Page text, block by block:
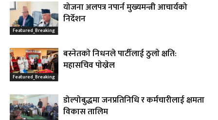
Featured_Breaking
योजना अलपत्र नपार्न मुख्यमन्त्री आचार्यको
निर्देशन
Featured_Breaking
बस्नेतकाे निधनले पार्टीलाई ठुलाे क्षति:
महासचिव पाेख्रेल
डोल्पोबुद्धमा जनप्रतिनिधि र कर्मचारीलाई क्षमता
विकास तालिम